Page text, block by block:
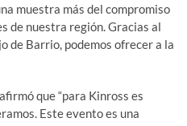
muestra más del compromiso
de nuestra región. Gracias al
de Barrio, podemos ofrecer a la
que “para Kinross es
Este evento es una